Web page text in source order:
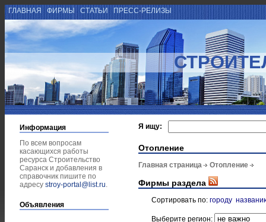
ГЛАВНАЯ ФИРМЫ СТАТЬИ ПРЕСС-РЕЛИЗЫ
Информация
По всем вопросам
касающихся работы
ресурса Строительство
Саранск и добавления в
справочник пишите по
адресу stroy-portal@list.ru.
Объявления
Я ищу:
Отопление
Главная страница Отопление
Фирмы раздела
Сортировать по: городу
Выберите регион: